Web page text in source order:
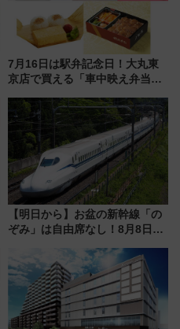
7月16日は駅弁記念日！大丸東
京店で買える「車中映え弁当」
【明日から】お盆の新幹線「の
ぞみ」は自由席なし！8月8日午
せば空きが見つかることも 混
雑避ける「空席」探しのコツ